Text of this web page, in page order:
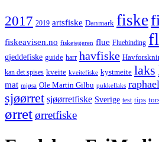
2017 2019 artsfiske Danmark fiske
fiskeavisen.no fiskejegeren flue Fluebinding
gjeddefiske guide harr havfiske
kan det spises kveite kveitefiske kystmeite laks
mat mjøsa Ole Martin Gilbu pukkellaks
sjøørret sjøørretfiske Sverige test tips
ørretørretfiske